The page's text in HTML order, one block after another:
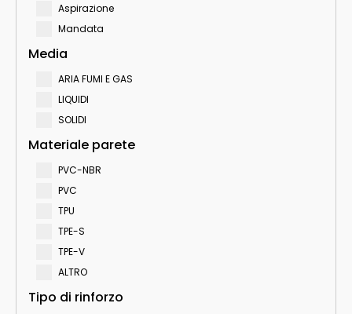
Aspirazione
Mandata
Media
ARIA FUMI E GAS
LIQUIDI
SOLIDI
Materiale parete
PVC-NBR
PVC
TPU
TPE-S
TPE-V
ALTRO
Tipo di rinforzo